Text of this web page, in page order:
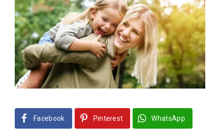
Facebook Pinterest WhatsApp